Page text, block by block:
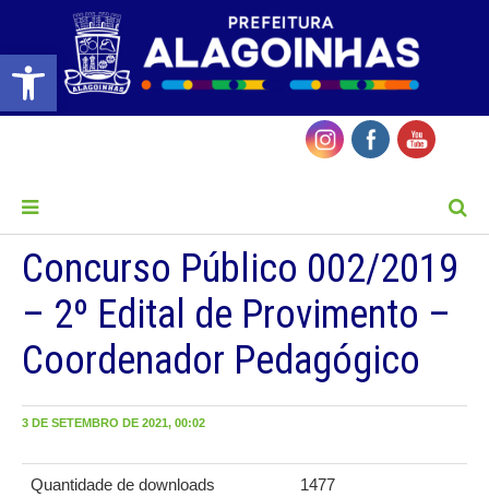
Barra de Ferramentas Aberta
Concurso Público 002/2019
– 2º Edital de Provimento –
Coordenador Pedagógico
3 DE SETEMBRO DE 2021, 00:02
Quantidade de downloads
1477